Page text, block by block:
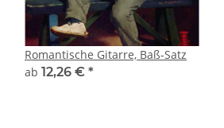
Romantische Gitarre, Baß-Satz
ab 12,26 € *